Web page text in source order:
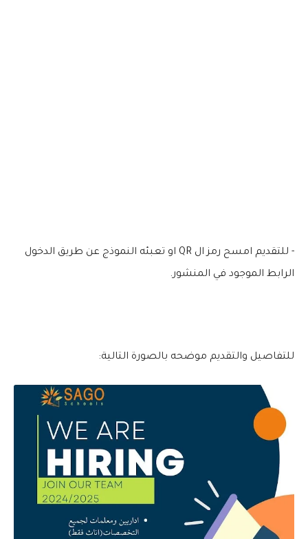
- للتقديم امسح رمز ال QR او تعبئه النموذج عن طريق الدخول
الرابط الموجود في المنشور.
للتفاصيل والتقديم موضحه بالصورة التالية: